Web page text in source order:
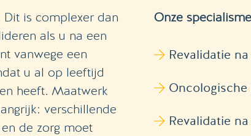
Dit is complexer dan
als u na een
vanwege een
u al op leeftijd
heeft. Maatwerk
verschillende
de zorg moet
Onze
Revalidatie
Revalidatie